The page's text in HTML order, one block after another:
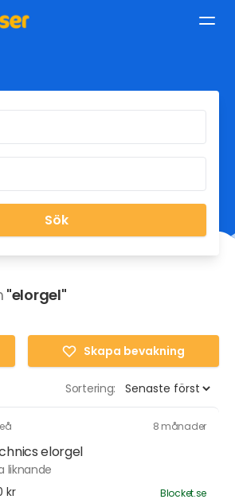
Sök
"elorgel"
Skapa bevakning
Sortering:
8 månader
elorgel
liknande
kr
Blocket.se